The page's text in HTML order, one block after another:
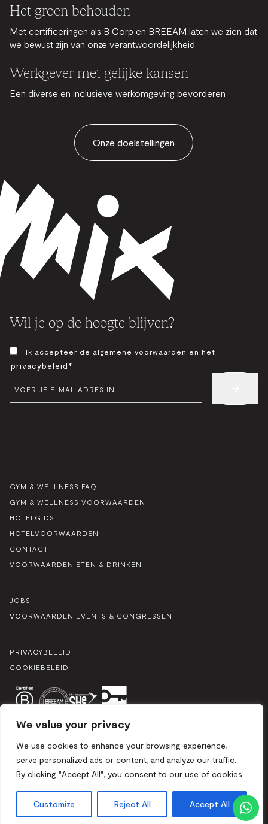
We value your privacy
We use cookies to enhance your browsing experience,
serve personalized ads or content, and analyze our traffic.
By clicking "Accept All", you consent to our use of cookies.
Customize Reject All Accept All
Het groen behouden
Met certificeringen als B Corp en BREEAM laten we zien dat
we bewust zijn van onze verantwoordelijkheid.
Werkgever met gelijke kansen
Een diverse en inclusieve werkomgeving bevorderen
Onze doelstellingen
Wil je op de hoogte blijven?
TOESTEMMING
Ik accepteer de algemene voorwaarden en het
privacybeleid*
E-
MAIL
GYM & WELLNESS FAQ
GYM & WELLNESS VOORWAARDEN
HOTELGIDS
HOTELVOORWAARDEN
CONTACT
VOORWAARDEN ETEN & DRINKEN
JOBS
VOORWAARDEN EVENTS & CONGRESSEN
PRIVACYBELEID
COOKIEBELEID
voorbehouden.